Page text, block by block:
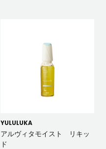
YULULUKA
アルヴィタモイスト リキッ
ド